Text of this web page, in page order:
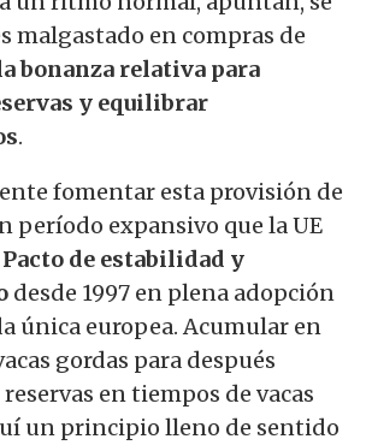
malgastado en compras de
bonanza relativa para
y equilibrar
.
fomentar esta provisión de
período expansivo que la UE
Pacto de estabilidad y
desde 1997 en plena adopción
única europea. Acumular en
gordas para después
en tiempos de vacas
un principio lleno de sentido